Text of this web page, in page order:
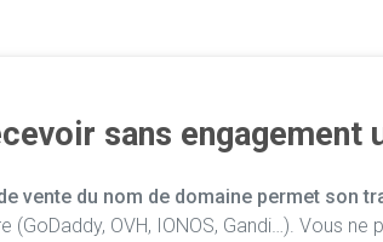
sans
vente du nom de domaine permet son
(GoDaddy, OVH, IONOS, Gandi…). Vous